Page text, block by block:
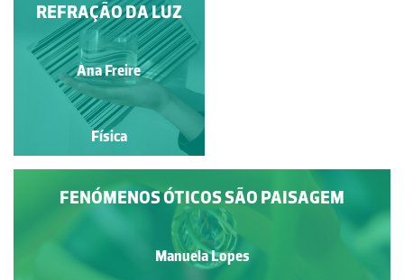
IRIS
Alvaro Folhas
Física
FENÓMENOS ÓTICOS SÃO PAISAGEM
Manuela Lopes
REFRAÇÃO DA LUZ
Ana Freire
Física